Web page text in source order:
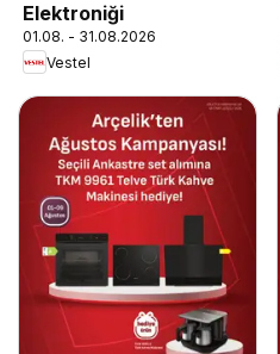
Elektroniği
01.08. - 31.08.2026
Vestel